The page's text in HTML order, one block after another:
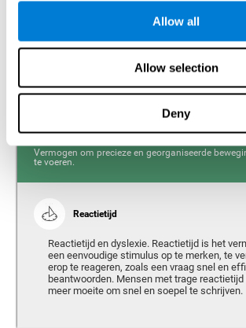
Allow all
Allow selection
Deny
Werkgeheugen is het vermogen om de
houden en te gebruiken, die nodig is om
cognitieve taken te voltooien, zoals
redeneren. Een tekort aan werkgeheugen
opleveren bij het begrijpen van geschreven
Vermogen om precieze en georganiseerde
te voeren.
Reactietijd
Reactietijd en dyslexie. Reactietijd is het
een eenvoudige stimulus op te merken, te
erop te reageren, zoals een vraag snel en
beantwoorden. Mensen met trage reactietijd
meer moeite om snel en soepel te schrijven.